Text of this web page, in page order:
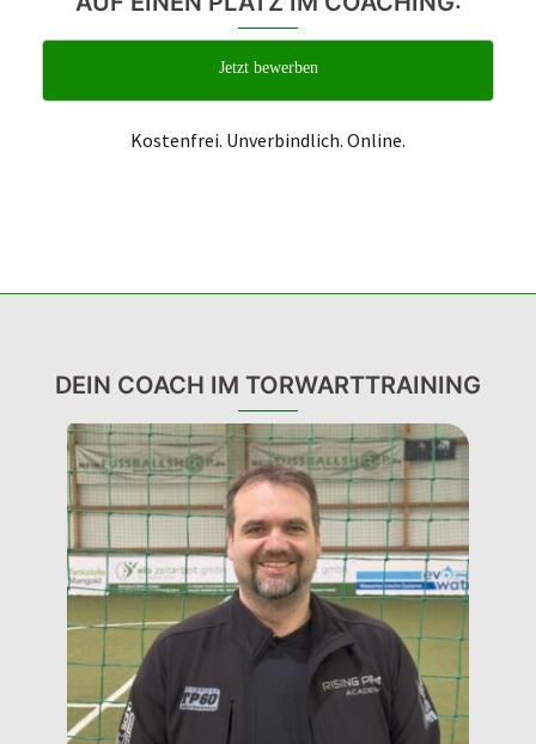
Jetzt bewerben
Kostenfrei. Unverbindlich. Online.
DEIN COACH IM TORWARTTRAINING